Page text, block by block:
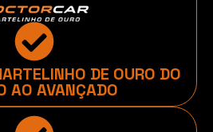
DE OURO DO
AO AVANÇADO